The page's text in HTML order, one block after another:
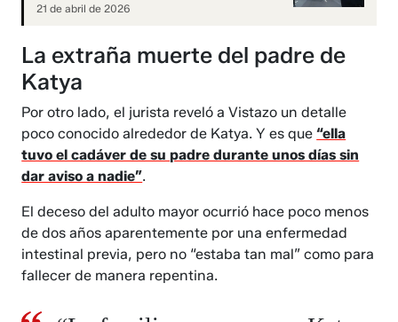
21 de abril de 2026
La extraña muerte del padre de
Katya
Por otro lado, el jurista reveló a Vistazo un detalle
poco conocido alrededor de Katya. Y es que“ella
tuvo el cadáver de su padre durante unos días sin
dar aviso a nadie”.
El deceso del adulto mayor ocurrió hace poco menos
de dos años aparentemente por una enfermedad
intestinal previa, pero no “estaba tan mal” como para
fallecer de manera repentina.